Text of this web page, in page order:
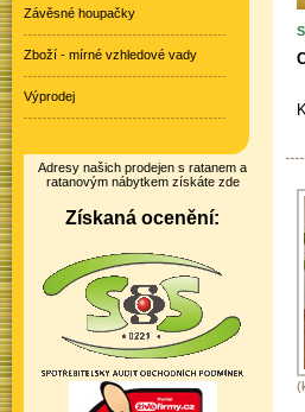
Závěsné houpačky
Zboží - mírné vzhledové vady
Výprodej
Adresy našich prodejen s ratanem a
ratanovým nábytkem získáte zde
Získaná ocenění: